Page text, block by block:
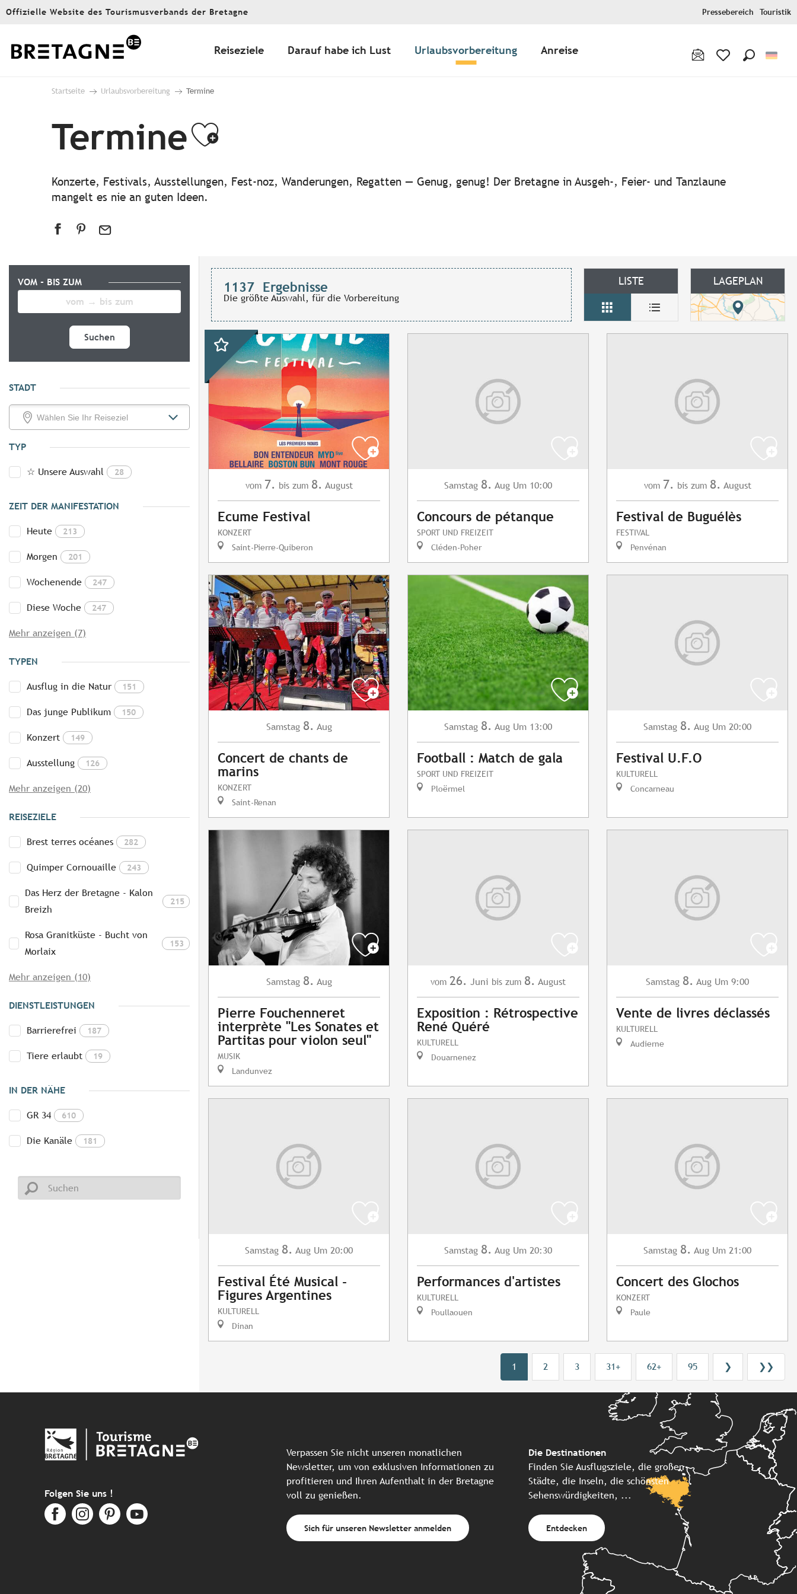
Aller
principal
Offizielle Website des Tourismusverbands der Bretagne Pressebereich Touristik
Reiseziele Darauf habe ich Lust Urlaubsvorbereitung Anreise
Startseite Urlaubsvorbereitung Termine
TermineAjouter aux favoris
Konzerte, Festivals, Ausstellungen, Fest-noz, Wanderungen, Regatten — Genug, genug! Der Bretagne in Ausgeh-, Feier- und Tanzlaune
mangelt es nie an guten Ideen.
VOM - BIS ZUM
Suchen
STADT
TYP
☆ Unsere Auswahl 28
ZEIT DER MANIFESTATION
Heute 213
Morgen 201
Wochenende 247
Diese Woche 247
Mehr anzeigen (7)
TYPEN
Ausflug in die Natur 151
Das junge Publikum 150
Konzert 149
Ausstellung 126
Mehr anzeigen (20)
REISEZIELE
Brest terres océanes 282
Quimper Cornouaille 243
Das Herz der Bretagne - Kalon
Breizh
215
Rosa Granitküste - Bucht von
Morlaix
153
Mehr anzeigen (10)
DIENSTLEISTUNGEN
Barrierefrei 187
Tiere erlaubt 19
IN DER NÄHE
GR 34 610
Die Kanäle 181
1137 Ergebnisse
Die größte Auswahl, für die Vorbereitung
LISTE LAGEPLAN
vom 7. bis zum 8. August
Ecume Festival
KONZERT
Saint-Pierre-Quiberon
Samstag 8. Aug Um 10:00
Concours de pétanque
SPORT UND FREIZEIT
Cléden-Poher
vom 7. bis zum 8. August
Festival de Buguélès
FESTIVAL
Penvénan
Samstag 8. Aug
Concert de chants de
marins
KONZERT
Saint-Renan
Samstag 8. Aug Um 13:00
Football : Match de gala
SPORT UND FREIZEIT
Ploërmel
Samstag 8. Aug Um 20:00
Festival U.F.O
KULTURELL
Concarneau
Samstag 8. Aug
Pierre Fouchenneret
interprète "Les Sonates et
Partitas pour violon seul"
MUSIK
Landunvez
vom 26. Juni bis zum 8. August
Exposition : Rétrospective
René Quéré
KULTURELL
Douarnenez
Samstag 8. Aug Um 9:00
Vente de livres déclassés
KULTURELL
Audierne
Samstag 8. Aug Um 20:00
Festival Été Musical -
Figures Argentines
KULTURELL
Dinan
Samstag 8. Aug Um 20:30
Performances d'artistes
KULTURELL
Poullaouen
Samstag 8. Aug Um 21:00
Concert des Glochos
KONZERT
Paule
1 2 3 31+ 62+ 95 ❯ ❯❯
Folgen Sie uns !
Verpassen Sie nicht unseren monatlichen
Newsletter, um von exklusiven Informationen zu
profitieren und Ihren Aufenthalt in der Bretagne
voll zu genießen.
Sich für unseren Newsletter anmelden
Die Destinationen
Finden Sie Ausflugsziele, die großen
Städte, die Inseln, die schönsten
Sehenswürdigkeiten, ...
Entdecken